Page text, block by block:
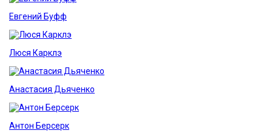
Евгений Буфф
Люся Карклэ
Анастасия Дьяченко
Антон Берсерк